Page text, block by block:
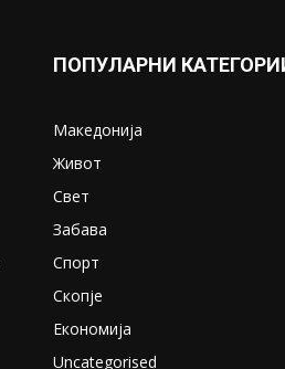
ПОПУЛАРНИ КАТЕГОРИИ